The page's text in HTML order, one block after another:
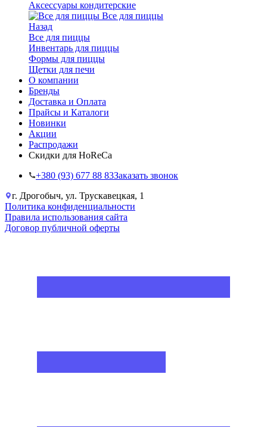
Аксессуары кондитерские
Все для пиццы
Назад
Все для пиццы
Инвентарь для пиццы
Формы для пиццы
Щетки для печи
О компании
Бренды
Доставка и Оплата
Прайсы и Каталоги
Новинки
Акции
Распродажи
Скидки для HoReCa
+38‎0 (93) 677 88 83Заказать звонок
г. Дрогобыч, ул. Трускавецкая, 1
Политика конфиденциальности
Правила использования сайта
Договор публичной оферты